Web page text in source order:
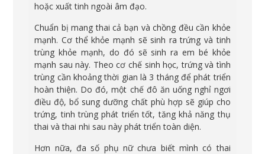
hoặc xuất tinh ngoài âm đạo.
Chuẩn bị mang thai cả bạn và chồng đều cần khỏe
mạnh. Cơ thể khỏe mạnh sẽ sinh ra trứng và tinh
trùng khỏe mạnh, do đó sẽ sinh ra em bé khỏe
mạnh sau này. Theo cơ chế sinh học, trứng và tình
trùng cần khoảng thời gian là 3 tháng để phát triển
hoàn thiện. Do đó, một chế đô ăn uống nghỉ ngơi
điều độ, bổ sung dưỡng chất phù hợp sẽ giúp cho
trứng, tinh trùng phát triển tốt, tăng khả năng thụ
thai và thai nhi sau này phát triển toàn diện.
Hơn nữa, đa số phụ nữ chưa biết mình có thai